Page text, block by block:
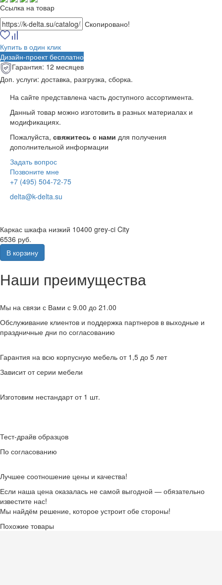
Ссылка на товар
Скопировано!
Купить в один клик
Дизайн-проект бесплатно
Гарантия: 12 месяцев
Доп. услуги: доставка, разгрузка, сборка.
На сайте представлена часть доступного ассортимента.
Данный товар можно изготовить в разных материалах и
модификациях.
Пожалуйста, свяжитесь с нами для получения
дополнительной информации
Задать вопрос
Позвоните мне
+7 (495) 504-72-75
delta@k-delta.su
Каркас шкафа низкий 10400 grey-ci City
6536 руб.
В корзину
Наши преимущества
Мы на связи с Вами с 9.00 до 21.00
Обслуживание клиентов и поддержка партнеров в выходные и
праздничные дни по согласованию
Гарантия на всю корпусную мебель от 1,5 до 5 лет
Зависит от серии мебели
Изготовим нестандарт от 1 шт.
Тест-драйв образцов
По согласованию
Лучшее соотношение цены и качества!
Если наша цена оказалась не самой выгодной — обязательно
известите нас!
Мы найдём решение, которое устроит обе стороны!
Похожие товары